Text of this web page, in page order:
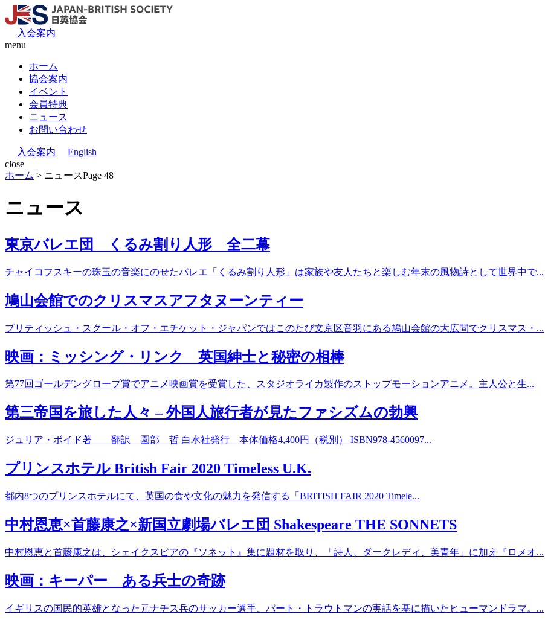
入会案内
menu
ホーム
協会案内
イベント
会員特典
ニュース
お問い合わせ
入会案内
English
close
ホーム > ニュースPage 48
ニュース
東京バレエ団 くるみ割り人形 全二幕
チャイコフスキーの珠玉の音楽にのせたバレエ「くるみ割り人形」は家族や友人たちと楽しむ年末の風物詩として世界中で...
鳩山会館でのクリスマスアフタヌーンティー
ブリティッシュ・スクール・オフ・エチケット・ジャパンではこのたび文京区音羽にある鳩山会館の大広間でクリスマス・...
映画：ミッシング・リンク 英国紳士と秘密の相棒
第77回ゴールデングローブ賞でアニメ映画賞を受賞した、スタジオライカ製作のストップモーションアニメ。主人公と生...
第三帝国を旅した人々 – 外国人旅行者が見たファシズムの勃興
ジュリア・ボイド著 翻訳 園部 哲 白水社発行 本体価格4,400円（税別） ISBN978-4560097...
プリンスホテル British Fair 2020 Timeless U.K.
都内8つのプリンスホテルにて、英国の食や文化の魅力を発信する「BRITISH FAIR 2020 Timele...
中村恩恵×首藤康之×新国立劇場バレエ団 Shakespeare THE SONNETS
中村恩恵と首藤康之は、シェイクスピアの『ソネット』集に題材を取り、「詩人、ダークレディ、美青年」に加え『ロメオ...
映画：キーパー ある兵士の奇跡
イギリスの国民的英雄となった元ナチス兵のサッカー選手、バート・トラウトマンの実話を基に描いたヒューマンドラマ。...